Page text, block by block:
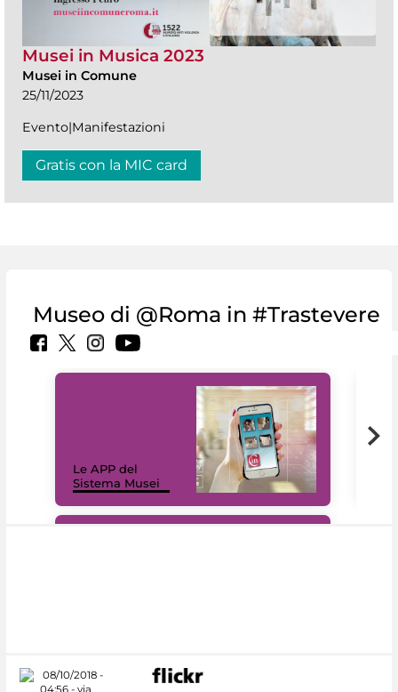
Musei in Musica 2023
Musei in Comune
25/11/2023
Evento|Manifestazioni
Gratis con la MIC card
Museo di @Roma in #Trastevere
Le APP del
Sistema Musei